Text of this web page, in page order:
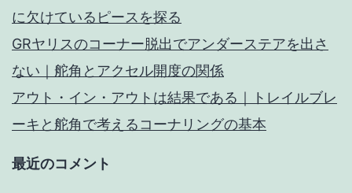
に欠けているピースを探る
GRヤリスのコーナー脱出でアンダーステアを出さ
ない｜舵角とアクセル開度の関係
アウト・イン・アウトは結果である｜トレイルブレ
ーキと舵角で考えるコーナリングの基本
最近のコメント